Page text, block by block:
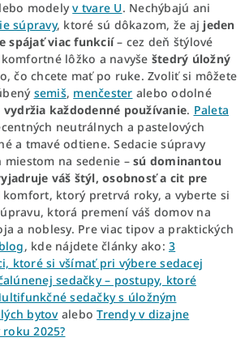
modelyv tvare U. Nechýbajú ani
súpravy, ktoré sú dôkazom, že aj jeden
spájať viac funkcií– cez deň štýlové
lôžko a navyše štedrý úložný
čo chcete mať po ruke. Zvoliť si môžete
semiš, menčester alebo odolné
vydržia každodenné používanie. Paleta
neutrálnych a pastelových
a tmavé odtiene. Sedacie súpravy
na sedenie – sú dominantou
váš štýl, osobnosť a cit pre
ktorý pretrvá roky, a vyberte si
ktorá premení váš domov na
a noblesy. Pre viac tipov a praktických
blog, kde nájdete články ako: 3
ktoré si všímať pri výbere sedacej
sedačky – postupy, ktoré
sedačky s úložným
bytovaleboTrendy v dizajne
2025?